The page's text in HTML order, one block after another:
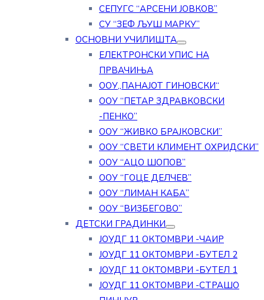
СЕПУГС “АРСЕНИ ЈОВКОВ”
СУ “ЗЕФ ЉУШ МАРКУ”
ОСНОВНИ УЧИЛИШТА
ЕЛЕКТРОНСКИ УПИС НА
ПРВАЧИЊА
ООУ„ПАНАЈОТ ГИНОВСКИ“
ООУ “ПЕТАР ЗДРАВКОВСКИ
-ПЕНКО”
ООУ “ЖИВКО БРАЈКОВСКИ”
ООУ “СВЕТИ КЛИМЕНТ ОХРИДСКИ”
ООУ “АЦО ШОПОВ”
ООУ “ГОЦЕ ДЕЛЧЕВ”
ООУ “ЛИМАН КАБА”
ООУ “ВИЗБЕГОВО”
ДЕТСКИ ГРАДИНКИ
ЈОУДГ 11 ОКТОМВРИ -ЧАИР
ЈОУДГ 11 ОКТОМВРИ -БУТЕЛ 2
ЈОУДГ 11 ОКТОМВРИ -БУТЕЛ 1
ЈОУДГ 11 ОКТОМВРИ -СТРАШО